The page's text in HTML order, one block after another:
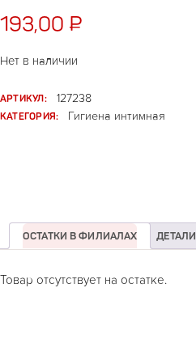
193,00 ₽
Нет в наличии
АРТИКУЛ:
127238
КАТЕГОРИЯ:
Гигиена интимная
ОСТАТКИ В ФИЛИАЛАХ ДЕТАЛИ
Товар отсутствует на остатке.